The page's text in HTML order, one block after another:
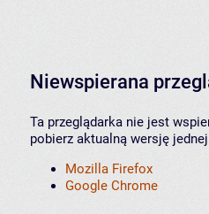
Niewspierana
Ta przeglądarka nie jest
pobierz aktualną wersję
Mozilla Firefox
Google Chrome